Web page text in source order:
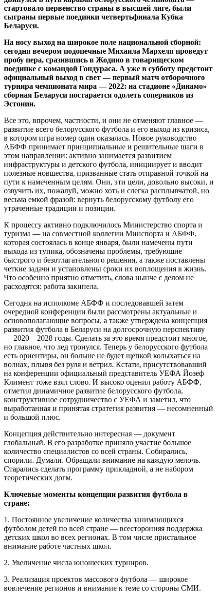
стартовало первенство страны в высшей лиге, были
сыграны первые поединки четвертьфинала Кубка
Беларуси.
На носу выход на широкое поле национальной сборной:
сегодня вечером подопечные Михаила Мархеля проведут
пробу пера, сразившись в Жодино в товарищеском
поединке с командой Гондураса. А уже в субботу предстоит
официальный выход в свет — первый матч отборочного
турнира чемпионата мира — 2022: на стадионе «Динамо»
сборная Беларуси постарается одолеть соперников из
Эстонии.
Все это, впрочем, частности, и они не отменяют главное —
развитие всего белорусского футбола и его выход из кризиса,
в котором игра номер один оказалась. Новое руководство
АБФФ принимает принципиальные и решительные шаги в
этом направлении: активно занимается развитием
инфраструктуры и детского футбола, инициирует и вводит
полезные новшества, призванные стать отправной точкой на
пути к намеченным целям. Они, эти цели, довольно высоки, и
озвучить их, пожалуй, можно хоть и слегка расплывчатой, но
весьма емкой фразой: вернуть белорусскому футболу его
утраченные традиции и позиции.
К процессу активно подключилось Министерство спорта и
туризма — на совместной коллегии Минспорта и АБФФ,
которая состоялась в конце января, были намечены пути
выхода из тупика, обозначены проблемы, требующие
быстрого и безотлагательного решения, а также поставлены
четкие задачи и установлены сроки их воплощения в жизнь.
Что особенно приятно отметить, слова нынче с делом не
расходятся: работа закипела.
Сегодня на исполкоме АБФФ и последовавшей затем
очередной конференции были рассмотрены актуальные и
основополагающие вопросы, а также утверждена концепция
развития футбола в Беларуси на долгосрочную перспективу
— 2020—2028 годы. Сделать за это время предстоит многое,
но главное, что лед тронулся. Теперь у белорусского футбола
есть ориентиры, он больше не будет щепкой колыхаться на
волнах, плывя без руля и ветрил. Кстати, присутствовавший
на конференции официальный представитель УЕФА Йозеф
Климент тоже взял слово. И высоко оценил работу АБФФ,
отметил динамичное развитие белорусского футбола,
конструктивное сотрудничество с УЕФА и заметил, что
выработанная и принятая стратегия развития — несомненный
и большой плюс.
Концепция действительно интересная — документ
глобальный. В его разработке приняло участие большое
количество специалистов со всей страны. Собирались,
спорили. Думали. Обращали внимание на каждую мелочь.
Старались сделать программу прикладной, а не набором
теоретических догм.
Ключевые моменты концепции развития футбола в
стране:
1. Постоянное увеличение количества занимающихся
футболом детей по всей стране — всесторонняя поддержка
детских школ во всех регионах. В том числе пристальное
внимание работе частных школ.
2. Увеличение числа юношеских турниров.
3. Реализация проектов массового футбола — широкое
вовлечение регионов и внимание к теме со стороны СМИ.